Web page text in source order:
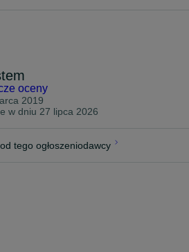
oceny
2019
w dniu 27 lipca 2026
tego ogłoszeniodawcy